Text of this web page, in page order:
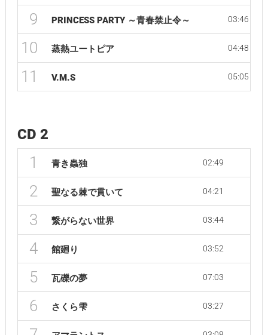
9 PRINCESS PARTY ～青春禁止令～ 03:46
10 蒸熱ユートピア 04:48
11 V.M.S 05:05
CD 2
1 青き蟲独 02:49
2 聖なる棘で貫いて 04:21
3 繋がらない世界 03:44
4 館廻り 03:52
5 瓦礫の夢 07:03
6 さくら雫 03:27